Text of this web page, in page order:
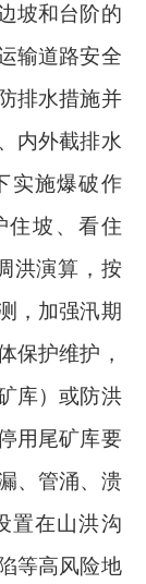
坡和台阶的
输道路安全
排水措施并
内外截排水
实施爆破作
住坡、看住
洪演算，按
，加强汛期
保护维护，
库）或防洪
用尾矿库要
、管涌、溃
置在山洪沟
等高风险地